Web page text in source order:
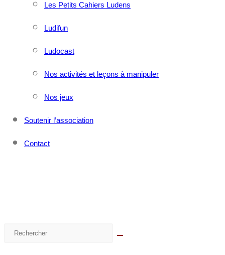
Les Petits Cahiers Ludens
Ludifun
Ludocast
Nos activités et leçons à manipuler
Nos jeux
Soutenir l’association
Contact